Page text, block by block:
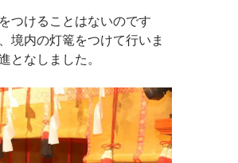
つけることはないのです
境内の灯篭をつけて行いま
となしました。